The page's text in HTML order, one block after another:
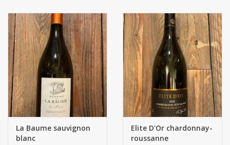
La Baume sauvignon
blanc
Elite D'Or chardonnay-
roussanne